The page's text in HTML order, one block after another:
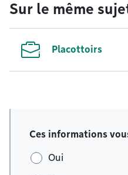
Sur le même
Placottoirs
Ces informations
Oui